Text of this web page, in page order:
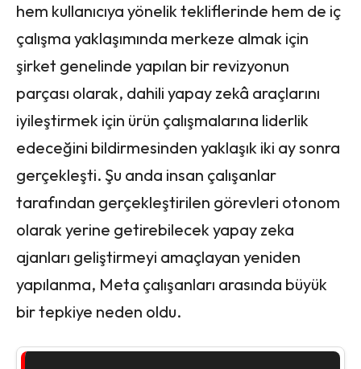
hem kullanıcıya yönelik tekliflerinde hem de iç
çalışma yaklaşımında merkeze almak için
şirket genelinde yapılan bir revizyonun
parçası olarak, dahili yapay zekâ araçlarını
iyileştirmek için ürün çalışmalarına liderlik
edeceğini bildirmesinden yaklaşık iki ay sonra
gerçekleşti. Şu anda insan çalışanlar
tarafından gerçekleştirilen görevleri otonom
olarak yerine getirebilecek yapay zeka
ajanları geliştirmeyi amaçlayan yeniden
yapılanma, Meta çalışanları arasında büyük
bir tepkiye neden oldu.